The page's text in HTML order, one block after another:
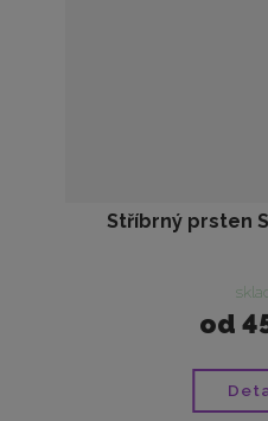
Stříbrný prsten
od